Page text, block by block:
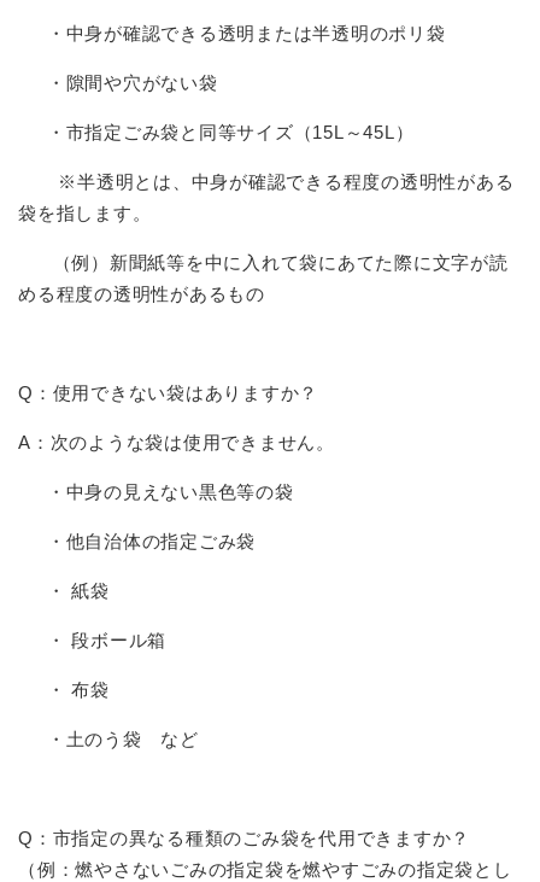
・中身が確認できる透明または半透明のポリ袋
・隙間や穴がない袋
・市指定ごみ袋と同等サイズ（15L～45L）
※半透明とは、中身が確認できる程度の透明性がある
袋を指します。
（例）新聞紙等を中に入れて袋にあてた際に文字が読
める程度の透明性があるもの
Q：使用できない袋はありますか？
A：次のような袋は使用できません。
・中身の見えない黒色等の袋
・他自治体の指定ごみ袋
・ 紙袋
・ 段ボール箱
・ 布袋
・土のう袋 など
Q：市指定の異なる種類のごみ袋を代用できますか？
（例：燃やさないごみの指定袋を燃やすごみの指定袋とし